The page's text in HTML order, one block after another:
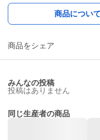
商品につい
商品をシェア
みんなの投稿
投稿はありません
同じ生産者の商品